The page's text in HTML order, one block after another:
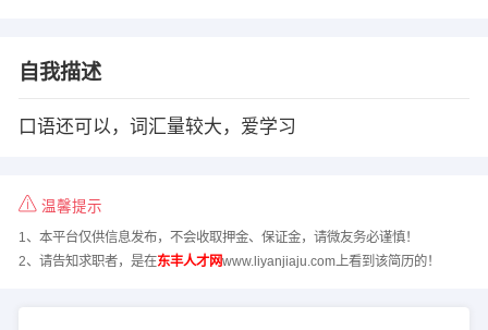
自我描述
口语还可以，词汇量较大，爱学习
温馨提示
1、本平台仅供信息发布，不会收取押金、保证金，请微友务必谨慎！
2、请告知求职者，是在东丰人才网www.liyanjiaju.com上看到该简历的！